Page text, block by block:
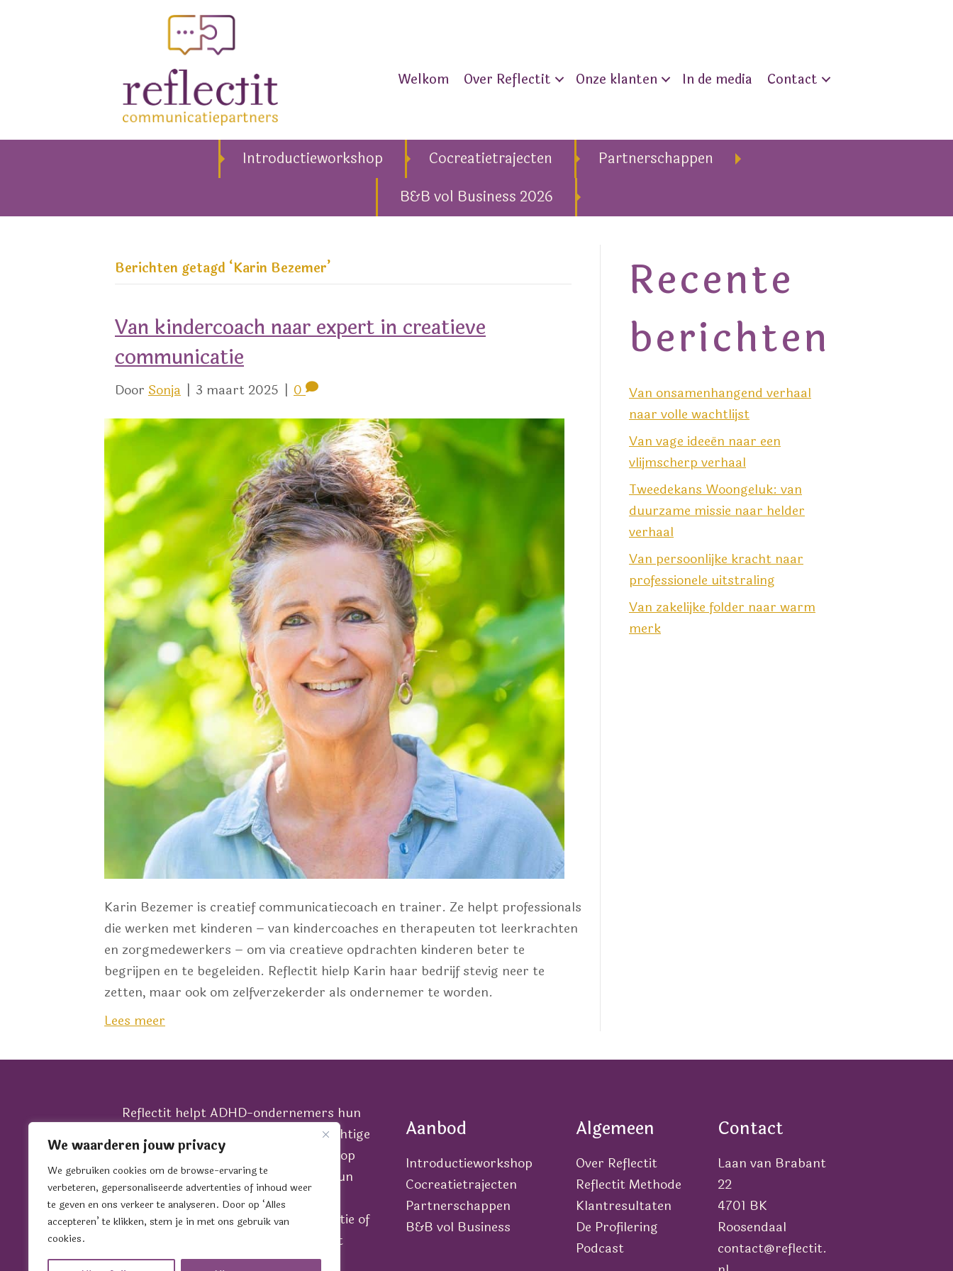
We waarderen jouw privacy
We gebruiken cookies om de browse-ervaring te
verbeteren, gepersonaliseerde advertenties of inhoud weer
te geven en ons verkeer te analyseren. Door op ‘Alles
accepteren’ te klikken, stem je in met ons gebruik van
cookies.
Welkom Over Reflectit Onze klanten In de media Contact
Introductieworkshop Cocreatietrajecten
Partnerschappen
B&B vol Business 2026
Berichten getagd ‘Karin Bezemer’
Van kindercoach naar expert in creatieve
communicatie
Door Sonja | 3 maart 2025 | 0
Karin Bezemer is creatief communicatiecoach en trainer. Ze helpt professionals
die werken met kinderen – van kindercoaches en therapeuten tot leerkrachten
en zorgmedewerkers – om via creatieve opdrachten kinderen beter te
begrijpen en te begeleiden. Reflectit hielp Karin haar bedrijf stevig neer te
zetten, maar ook om zelfverzekerder als ondernemer te worden.
Lees meer
Recente
berichten
Van onsamenhangend verhaal
naar volle wachtlijst
Van vage ideeën naar een
vlijmscherp verhaal
Tweedekans Woongeluk: van
duurzame missie naar helder
verhaal
Van persoonlijke kracht naar
professionele uitstraling
Van zakelijke folder naar warm
merk
Reflectit helpt ADHD-ondernemers hun
unieke verhaal te vertalen naar krachtige
communicatie en een zichtbare plek op
het juiste podium, in alle fases van hun
bedrijf.
Wil je sparren over jouw communicatie of
groei? Plan dan een koffiedate in met
Sonja.
Aanbod
Introductieworkshop
Cocreatietrajecten
Partnerschappen
B&B vol Business
Algemeen
Over Reflectit
Reflectit Methode
Klantresultaten
De Profilering
Podcast
Contact
Laan van Brabant
22
4701 BK
Roosendaal
contact@reflectit.